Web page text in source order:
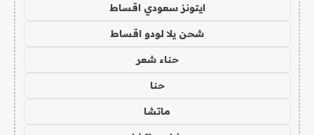
ايتونز سعودي اقساط
شحن يلا لودو اقساط
حناء شعر
حنا
ماتشا